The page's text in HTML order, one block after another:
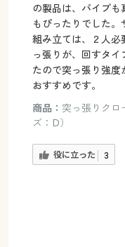
の製品は、パイプ
もぴったりでした。
組み立ては、２人必
っ張りが、回すタ
たので突っ張り強度
おすすめです。
商品： 突っ張りクロ
ズ：D）
役に立った 3